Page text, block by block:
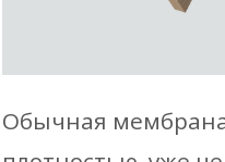
Обычная